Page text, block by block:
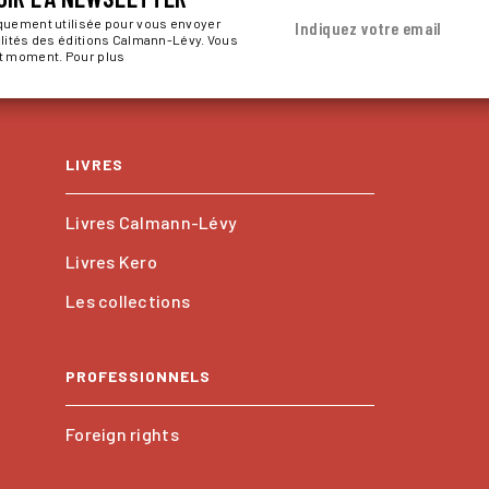
utilisée pour vous envoyer
des éditions Calmann-Lévy. Vous
moment. Pour plus
Indiquez votre email
LIVRES
Livres Calmann-Lévy
Livres Kero
Les collections
PROFESSIONNELS
Foreign rights